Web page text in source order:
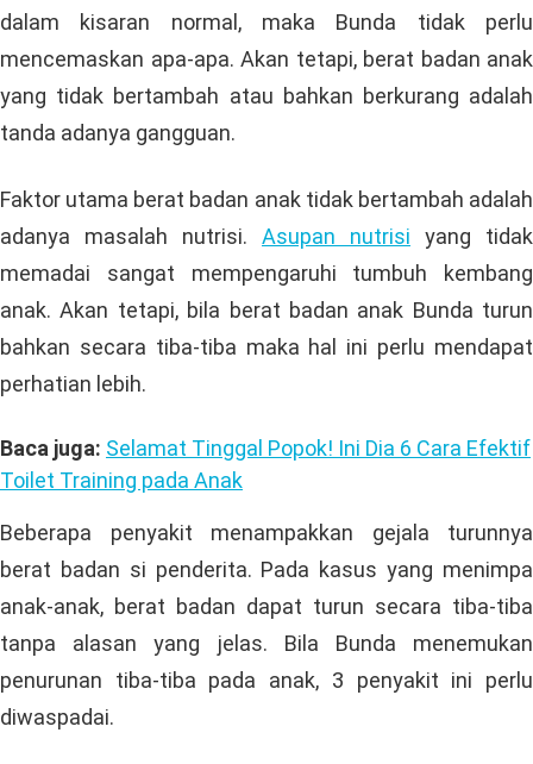
dalam kisaran normal, maka Bunda tidak perlu
mencemaskan apa-apa. Akan tetapi, berat badan anak
yang tidak bertambah atau bahkan berkurang adalah
tanda adanya gangguan.
Faktor utama berat badan anak tidak bertambah adalah
adanya masalah nutrisi. Asupan nutrisi yang tidak
memadai sangat mempengaruhi tumbuh kembang
anak. Akan tetapi, bila berat badan anak Bunda turun
bahkan secara tiba-tiba maka hal ini perlu mendapat
perhatian lebih.
Baca juga: Selamat Tinggal Popok! Ini Dia 6 Cara Efektif
Toilet Training pada Anak
Beberapa penyakit menampakkan gejala turunnya
berat badan si penderita. Pada kasus yang menimpa
anak-anak, berat badan dapat turun secara tiba-tiba
tanpa alasan yang jelas. Bila Bunda menemukan
penurunan tiba-tiba pada anak, 3 penyakit ini perlu
diwaspadai.